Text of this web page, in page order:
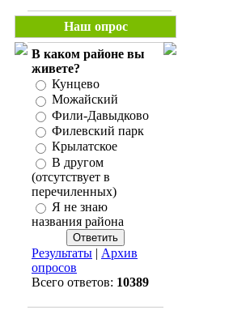
Наш опрос
В каком районе вы
живете?
Кунцево
Можайский
Фили-Давыдково
Филевский парк
Крылатское
В другом
(отсутствует в
перечиленных)
Я не знаю
названия района
Результаты | Архив
опросов
Всего ответов: 10389